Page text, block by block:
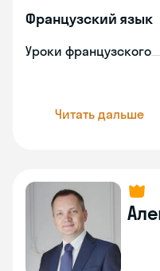
Французский язык
Уроки французского
Читать дальше